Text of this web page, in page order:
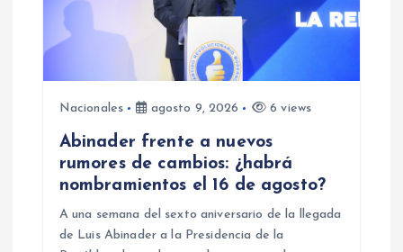
d
Nacionales agosto 9, 2026 6 views
Abinader frente a nuevos
rumores de cambios: ¿habrá
nombramientos el 16 de agosto?
A una semana del sexto aniversario de la llegada
de Luis Abinader a la Presidencia de la